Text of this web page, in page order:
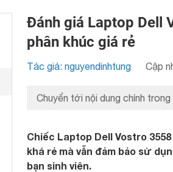
Đánh giá Laptop Dell
phân khúc giá rẻ
Tác giả: nguyendinhtung Cập
Chuyển tới nội dung chính trong
Chiếc Laptop Dell Vostro
khá rẻ mà vẫn đảm bảo sử
bạn sinh viên.